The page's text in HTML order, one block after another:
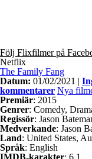
Följ Flixfilmer på
Netflix
The Family Fang
Datum: 01/02/2021 |
kommentarer Nya
Premiär: 2015
Genrer: Comedy,
Regissör: Jason
Medverkande: Jason
Land: United States,
Språk: English
IMDB-karakter: 6.1